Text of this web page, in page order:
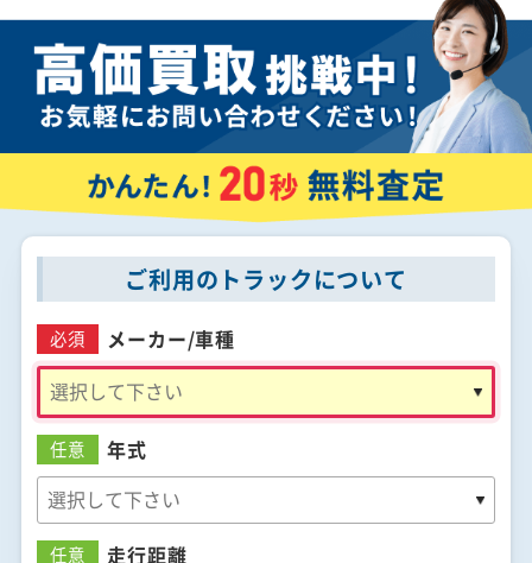
ご利用のトラックについて
必須 メーカー/車種
任意 年式
任意 走行距離